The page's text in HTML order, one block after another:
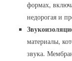
формах‚
недорогая и
материалы‚
звука.